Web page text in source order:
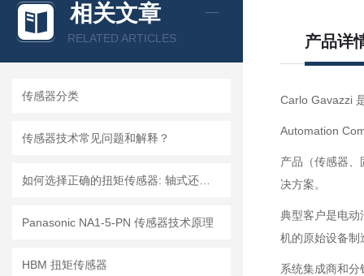
相关文章
RELATED ARTICLES
传感器分类
传感器技术常见问题和解释？
Panasonic NA1-5-PN 传感器技术原理
HBM 扭矩传感器
产品详
Carlo Gavazzi
Automation
产品（传感器
决方案。
典型客户是电动
机的原始设备制
系统集成商和